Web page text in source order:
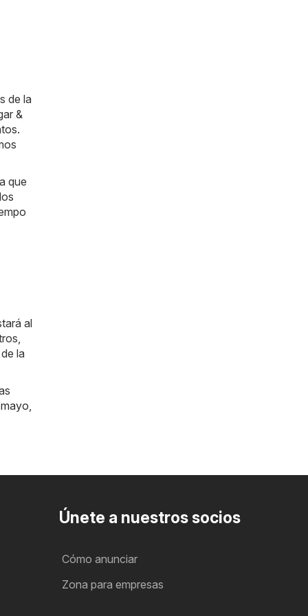
de la
&
que
al
la
,
Únete a nuestros socios
Cómo anunciar
Zona para empresas